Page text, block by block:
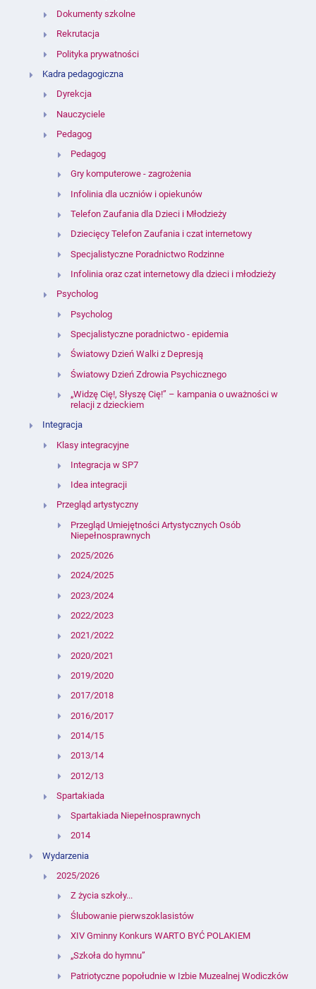
Dokumenty szkolne
Rekrutacja
Polityka prywatności
Kadra pedagogiczna
Dyrekcja
Nauczyciele
Pedagog
Pedagog
Gry komputerowe - zagrożenia
Infolinia dla uczniów i opiekunów
Telefon Zaufania dla Dzieci i Młodzieży
Dziecięcy Telefon Zaufania i czat internetowy
Specjalistyczne Poradnictwo Rodzinne
Infolinia oraz czat internetowy dla dzieci i młodzieży
Psycholog
Psycholog
Specjalistyczne poradnictwo - epidemia
Światowy Dzień Walki z Depresją
Światowy Dzień Zdrowia Psychicznego
„Widzę Cię!, Słyszę Cię!” – kampania o uważności w
relacji z dzieckiem
Integracja
Klasy integracyjne
Integracja w SP7
Idea integracji
Przegląd artystyczny
Przegląd Umiejętności Artystycznych Osób
Niepełnosprawnych
2025/2026
2024/2025
2023/2024
2022/2023
2021/2022
2020/2021
2019/2020
2017/2018
2016/2017
2014/15
2013/14
2012/13
Spartakiada
Spartakiada Niepełnosprawnych
2014
Wydarzenia
2025/2026
Z życia szkoły...
Ślubowanie pierwszoklasistów
XIV Gminny Konkurs WARTO BYĆ POLAKIEM
„Szkoła do hymnu”
Patriotyczne popołudnie w Izbie Muzealnej Wodiczków